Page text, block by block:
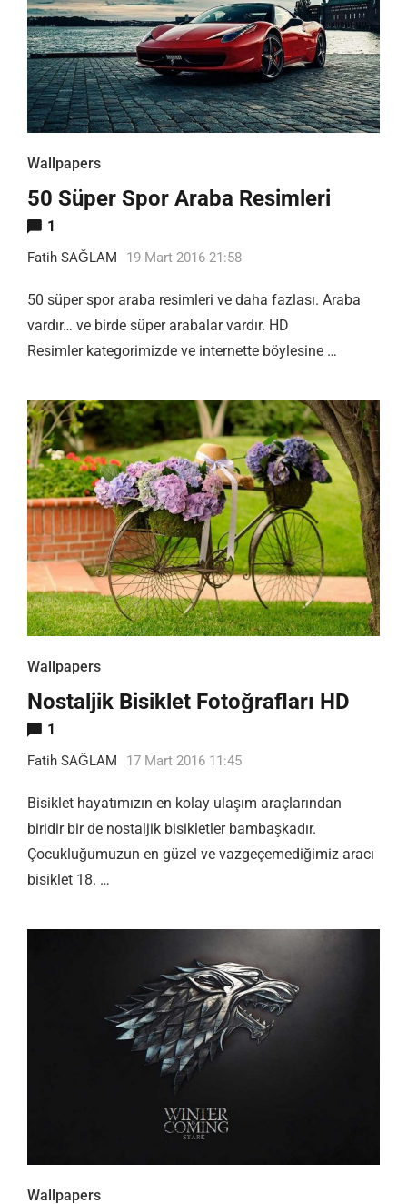
Wallpapers
50 Süper Spor Araba Resimleri
1
Fatih SAĞLAM 19 Mart 2016 21:58
50 süper spor araba resimleri ve daha fazlası. Araba
vardır… ve birde süper arabalar vardır. HD
Resimler kategorimizde ve internette böylesine …
Wallpapers
Nostaljik Bisiklet Fotoğrafları HD
1
Fatih SAĞLAM 17 Mart 2016 11:45
Bisiklet hayatımızın en kolay ulaşım araçlarından
biridir bir de nostaljik bisikletler bambaşkadır.
Çocukluğumuzun en güzel ve vazgeçemediğimiz aracı
bisiklet 18. …
Wallpapers